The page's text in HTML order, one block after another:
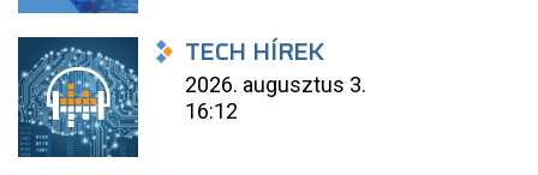
TECH HÍREK
2026. augusztus 3.
16:12